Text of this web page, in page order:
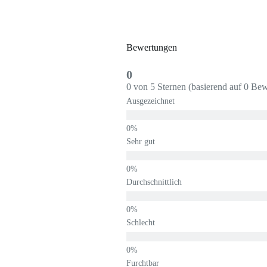
Bewertungen
0
0 von 5 Sternen (basierend auf 0
Ausgezeichnet
Sehr gut
Durchschnittlich
Schlecht
Furchtbar